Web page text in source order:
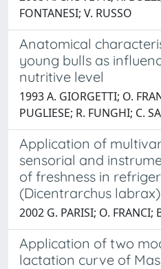
FONTANESI; V. RUSSO
Anatomical
young bulls as
nutritive level
1993 A. GIORGETTI; O.
PUGLIESE; R. FUNGHI; C.
Application of
sensorial and
of freshness in
(Dicentrarchus
2002 G. PARISI; O. FRANCI;
Application of two
lactation curve of